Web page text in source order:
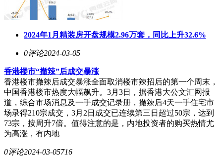
2024年1月精装房开盘规模2.96万套，同比上升32.6%
0评论2024-03-05
香港楼市“撤辣”后成交暴涨
香港楼市撤辣后成交暴涨全面取消楼市辣招后的第一个周末，
中国香港楼市热度大幅飙升。3月3日，据香港大公文汇网报
道，综合市场消息及一手成交记录册，撤辣后4天一手住宅市
场录得210宗成交，3月2日成交已连续第三日超过50宗，达到
73宗，按周升7倍。值得注意的是，内地投资者的购买热情尤
为高涨，有内地
0评论2024-03-05716